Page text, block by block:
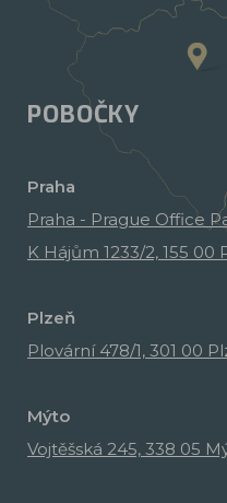
POBOČKY
Praha
Praha - Prague Office
K Hájům 1233/2, 155 00
Plzeň
Plovární 478/1, 301 00
Mýto
Vojtěšská 245, 338 05